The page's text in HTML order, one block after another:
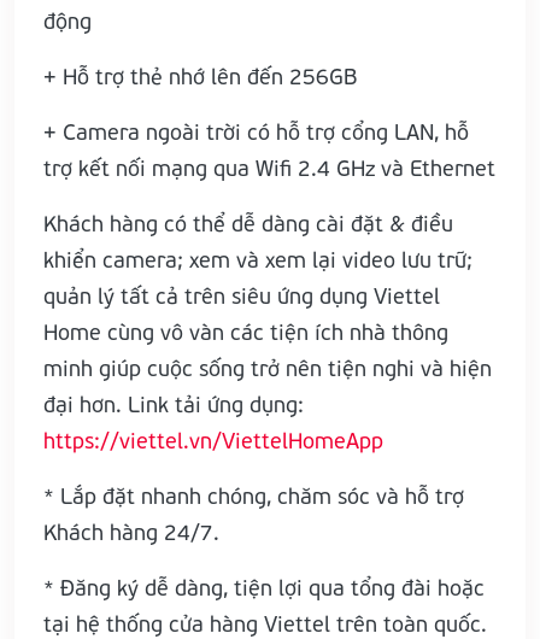
động
+ Hỗ trợ thẻ nhớ lên đến 256GB
+ Camera ngoài trời có hỗ trợ cổng LAN, hỗ
trợ kết nối mạng qua Wifi 2.4 GHz và Ethernet
Khách hàng có thể dễ dàng cài đặt & điều
khiển camera; xem và xem lại video lưu trữ;
quản lý tất cả trên siêu ứng dụng Viettel
Home cùng vô vàn các tiện ích nhà thông
minh giúp cuộc sống trở nên tiện nghi và hiện
đại hơn. Link tải ứng dụng:
https://viettel.vn/ViettelHomeApp
* Lắp đặt nhanh chóng, chăm sóc và hỗ trợ
Khách hàng 24/7.
* Đăng ký dễ dàng, tiện lợi qua tổng đài hoặc
tại hệ thống cửa hàng Viettel trên toàn quốc.